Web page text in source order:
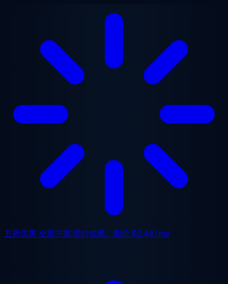
五折优惠 全部方案,限时优惠。起价$2.48/mo